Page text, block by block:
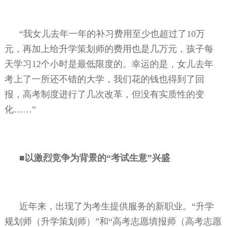
“我女儿去年一年的补习费用至少也超过了 10万
元，再加上给升学策划师的费用也是几万元，孩子每
天学习 12个小时是最低限度的。幸运的是，女儿去年
考上了一所还不错的大学，我们花的钱也得到了回
报，高考制度进行了几次改革，但没有实质性的变
化……”
■以激烈竞争为背景的“考试生意”兴盛
近年来，出现了为考生提供服务的新职业。“升学
规划师（升学策划师）”和“高考志愿填报师（高考志愿